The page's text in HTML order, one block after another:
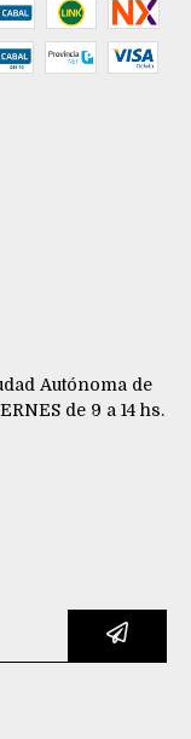
Autónoma de
de 9 a 14 hs.